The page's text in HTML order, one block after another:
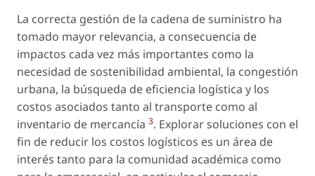
La correcta gestión de la cadena de suministro ha
tomado mayor relevancia, a consecuencia de
impactos cada vez más importantes como la
necesidad de sostenibilidad ambiental, la congestión
urbana, la búsqueda de eficiencia logística y los
costos asociados tanto al transporte como al
inventario de mercancía 3. Explorar soluciones con el
fin de reducir los costos logísticos es un área de
interés tanto para la comunidad académica como